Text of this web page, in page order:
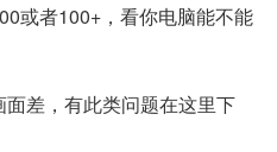
者100+，看你电脑能不能
差，有此类问题在这里下